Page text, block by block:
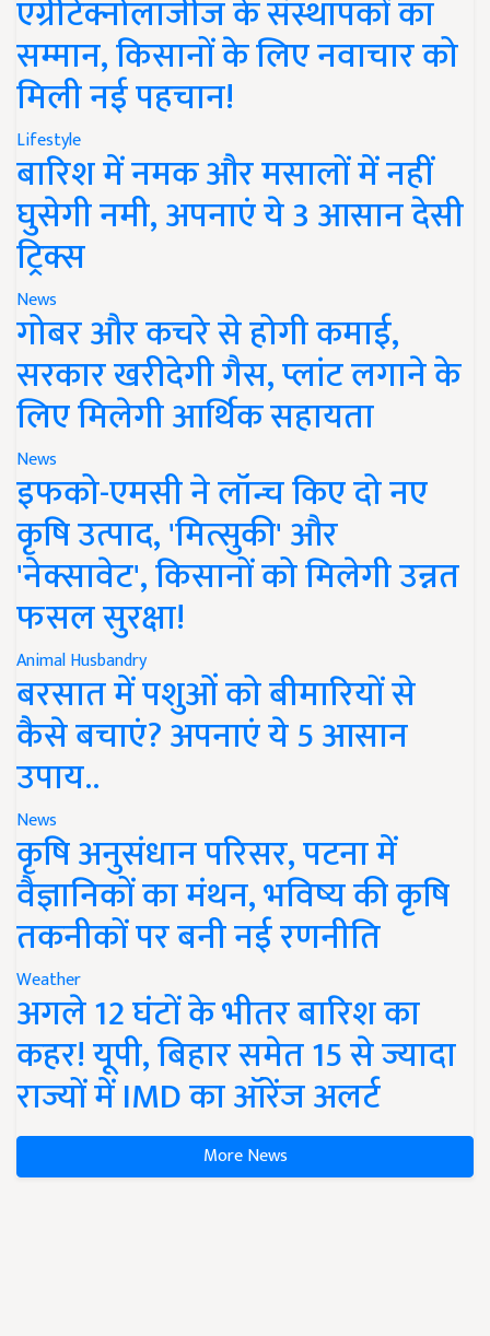
एग्रीटेक्नोलॉजीज के संस्थापकों का
सम्मान, किसानों के लिए नवाचार को
मिली नई पहचान!
Lifestyle
बारिश में नमक और मसालों में नहीं
घुसेगी नमी, अपनाएं ये 3 आसान देसी
ट्रिक्स
News
गोबर और कचरे से होगी कमाई,
सरकार खरीदेगी गैस, प्लांट लगाने के
लिए मिलेगी आर्थिक सहायता
News
इफको-एमसी ने लॉन्च किए दो नए
कृषि उत्पाद, 'मित्सुकी' और
'नेक्सावेट', किसानों को मिलेगी उन्नत
फसल सुरक्षा!
Animal Husbandry
बरसात में पशुओं को बीमारियों से
कैसे बचाएं? अपनाएं ये 5 आसान
उपाय..
News
कृषि अनुसंधान परिसर, पटना में
वैज्ञानिकों का मंथन, भविष्य की कृषि
तकनीकों पर बनी नई रणनीति
Weather
अगले 12 घंटों के भीतर बारिश का
कहर! यूपी, बिहार समेत 15 से ज्यादा
राज्यों में IMD का ऑरेंज अलर्ट
More News